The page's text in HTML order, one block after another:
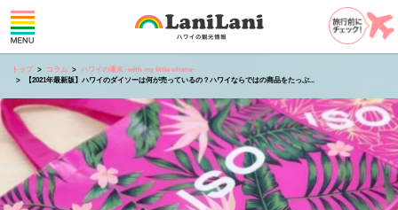
トップ コラム
ハワイの週末 -with my little ohana-
【2021年最新版】ハワイのダイソーは何が売っているの？ハワイならではの商品をたっぷ...